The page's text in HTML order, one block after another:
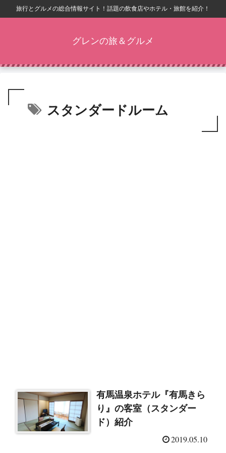
旅行とグルメの総合情報サイト！話題の飲食店やホテル・旅館を紹介！
グレンの旅＆グルメ
スタンダードルーム
有馬温泉ホテル『有馬きら
り』の客室（スタンダー
ド）紹介
2019.05.10